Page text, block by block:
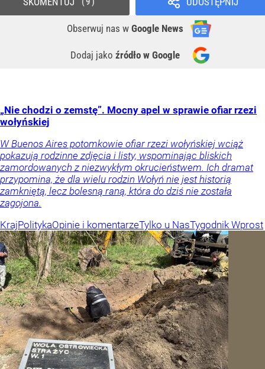
Obserwuj nas w Google News
Dodaj jako źródło w Google
„Nie chodzi o zemstę”. Mocny apel w sprawie ofiar rzezi
wołyńskiej
W Buenos Aires potomkowie ofiar rzezi wołyńskiej wciąż
pokazują rodzinne zdjęcia i listy, wspominając bliskich
zamordowanych z niezwykłym okrucieństwem. Ich dramat
przypomina, że dla wielu rodzin Wołyń nie jest historią
zamkniętą, lecz bolesną raną, która do dziś nie została
zagojona.
KrajPolitykaOpinie i komentarzeTylko u NasTygodnik Wprost